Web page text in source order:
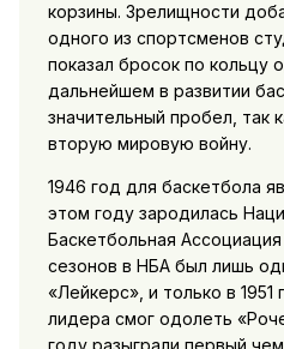
корзины. Зрелищности
одного из спортсменов
показал бросок по кольцу
дальнейшем в развитии
значительный пробел, так
вторую мировую войну.
1946 год для баскетбола
этом году зародилась
Баскетбольная
сезонов в НБА был лишь
«Лейкерс», и только в 1951
лидера смог одолеть
году разыграли первый